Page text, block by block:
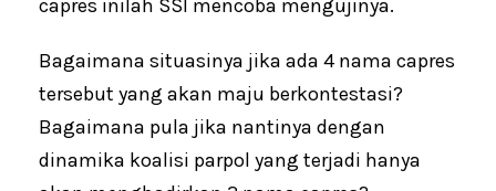
capres inilah SSI mencoba mengujinya.
Bagaimana situasinya jika ada 4 nama capres
tersebut yang akan maju berkontestasi?
Bagaimana pula jika nantinya dengan
dinamika koalisi parpol yang terjadi hanya